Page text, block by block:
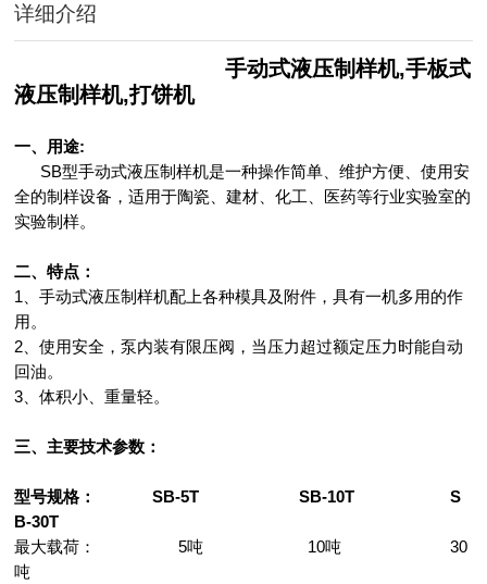
详细介绍
手动式液压制样机,手板式
液压制样机,打饼机
一、用途:
SB型手动式液压制样机是一种操作简单、维护方便、使用安
全的制样设备，适用于陶瓷、建材、化工、医药等行业实验室的
实验制样。
二、特点：
1、手动式液压制样机配上各种模具及附件，具有一机多用的作
用。
2、使用安全，泵内装有限压阀，当压力超过额定压力时能自动
回油。
3、体积小、重量轻。
三、主要技术参数：
型号规格： SB-5T SB-10T S
B-30T
最大载荷： 5吨 10吨 30
吨